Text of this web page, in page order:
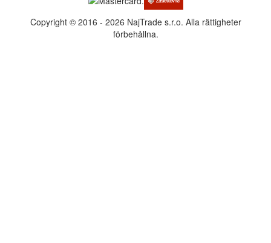
Copyright © 2016 - 2026 NajTrade s.r.o. Alla rättigheter
förbehållna.